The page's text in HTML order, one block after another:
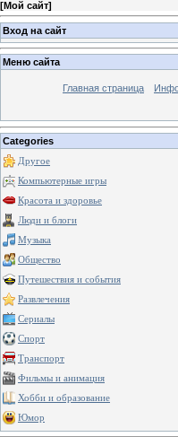
[Мой сайт]
Вход на сайт
Меню сайта
Главная страница
Categories
Другое
Компьютерные игры
Красота и здоровье
Люди и блоги
Музыка
Общество
Путешествия и события
Развлечения
Сериалы
Спорт
Транспорт
Фильмы и анимация
Хобби и образование
Юмор